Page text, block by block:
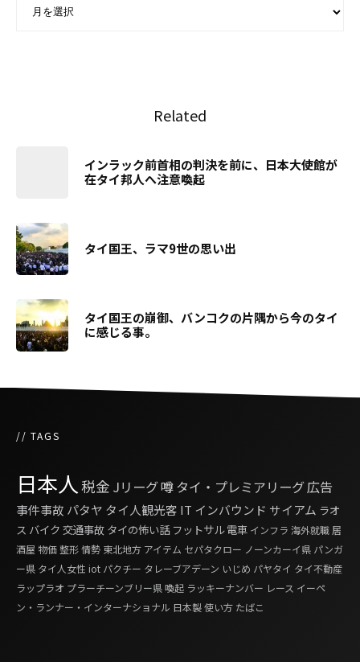
Related
インラック前首相の判決を前に、日本大使館が
在タイ邦人へ注意喚起
タイ国王、ラマ9世の思い出
タイ国王の崩御、バンコクの片隅から今のタイ
に感じる事。
// TAGS
日本人 税金 Jリーグ噂タイ・プレミアリーグ広告
事件事故 パタヤ タイ人観光客 IT インバウンド サイアム ラオ
ス バイク 交通事故 タイの怖い話 フットサル 電車 インフラ 海外就職 居
酒屋 物価整形情勢 東北地方 アイテム セパタクロー ノーンカーイ県 パンガ
ー県 タイ人女性 iot パクチー タレーブアデーン いじめ パヤタイ タイ不動産
ラップラオ プラーチーンブリー県喚起 ラッキーナンバー レース イーペ
ン・ランナー・インターナショナル 日本製使い方 たばこ